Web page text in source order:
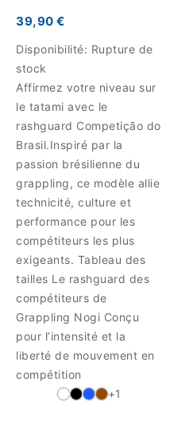
39,90 €
Disponibilité: Rupture de
stock
Affirmez votre niveau sur
le tatami avec le
rashguard Competição do
Brasil.Inspiré par la
passion brésilienne du
grappling, ce modèle allie
technicité, culture et
performance pour les
compétiteurs les plus
exigeants. Tableau des
tailles Le rashguard des
compétiteurs de
Grappling Nogi Conçu
pour l’intensité et la
liberté de mouvement en
compétition
+1